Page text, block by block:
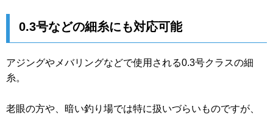
0.3号などの細糸にも対応可能
アジングやメバリングなどで使用される0.3号クラスの細
糸。
老眼の方や、暗い釣り場では特に扱いづらいものですが、